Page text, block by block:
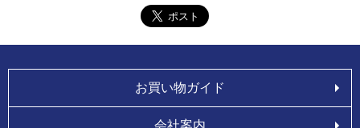
お買い物ガイド
会社案内